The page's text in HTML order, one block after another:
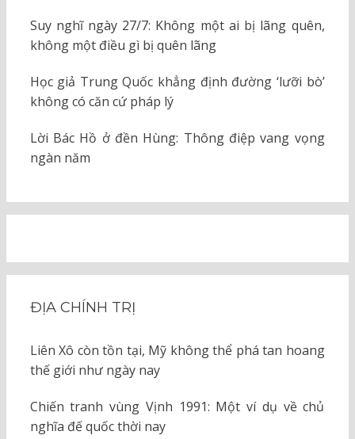
Suy nghĩ ngày 27/7: Không một ai bị lãng quên,
không một điều gì bị quên lãng
Học giả Trung Quốc khẳng định đường ‘lưỡi bò’
không có căn cứ pháp lý
Lời Bác Hồ ở đền Hùng: Thông điệp vang vọng
ngàn năm
ĐỊA CHÍNH TRỊ
Liên Xô còn tồn tại, Mỹ không thể phá tan hoang
thế giới như ngày nay
Chiến tranh vùng Vịnh 1991: Một ví dụ về chủ
nghĩa đế quốc thời nay